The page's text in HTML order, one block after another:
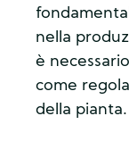
nella
è
come
della pianta.